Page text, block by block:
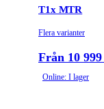
T1x MTR
Flera varianter
Från 10
Online: I lager